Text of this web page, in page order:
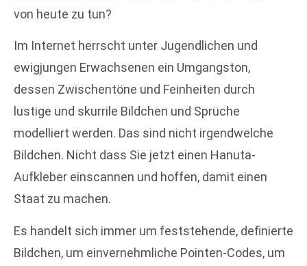
von heute zu tun?
Im Internet herrscht unter Jugendlichen und
ewigjungen Erwachsenen ein Umgangston,
dessen Zwischentöne und Feinheiten durch
lustige und skurrile Bildchen und Sprüche
modelliert werden. Das sind nicht irgendwelche
Bildchen. Nicht dass Sie jetzt einen Hanuta-
Aufkleber einscannen und hoffen, damit einen
Staat zu machen.
Es handelt sich immer um feststehende, definierte
Bildchen, um einvernehmliche Pointen-Codes, um